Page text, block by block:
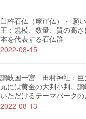
臼杵石仏（摩崖仏）・ 願
王：規模、数量、質の高
本を代表する石仏群
2022-08-15
讃岐国一宮 田村神社：巨
元には黄金の大判小判。
いただけるテーマパーク
2022-08-13